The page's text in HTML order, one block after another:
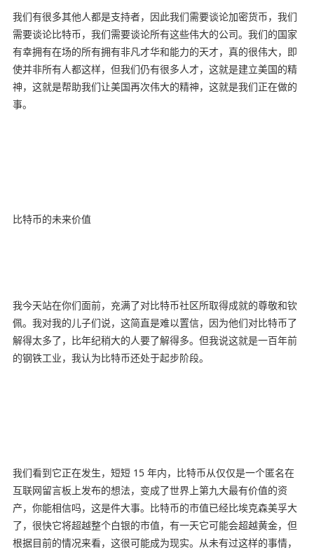
我们有很多其他人都是支持者，因此我们需要谈论加密货币，我们
需要谈论比特币，我们需要谈论所有这些伟大的公司。我们的国家
有幸拥有在场的所有拥有非凡才华和能力的天才，真的很伟大，即
使并非所有人都这样，但我们仍有很多人才，这就是建立美国的精
神，这就是帮助我们让美国再次伟大的精神，这就是我们正在做的
事。
比特币的未来价值
我今天站在你们面前，充满了对比特币社区所取得成就的尊敬和钦
佩。我对我的儿子们说，这简直是难以置信，因为他们对比特币了
解得太多了，比年纪稍大的人要了解得多。但我说这就是一百年前
的钢铁工业，我认为比特币还处于起步阶段。
我们看到它正在发生，短短 15 年内，比特币从仅仅是一个匿名在
互联网留言板上发布的想法，变成了世界上第九大最有价值的资
产，你能相信吗，这是件大事。比特币的市值已经比埃克森美孚大
了，很快它将超越整个白银的市值，有一天它可能会超越黄金，但
根据目前的情况来看，这很可能成为现实。从未有过这样的事情，